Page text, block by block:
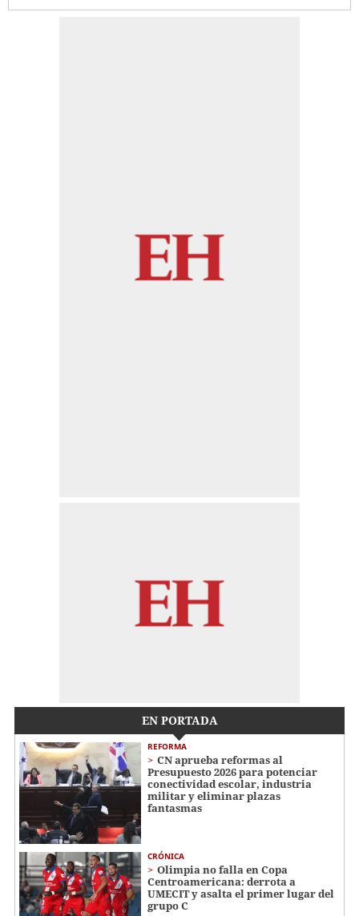
EN PORTADA
REFORMA
CN aprueba reformas al
Presupuesto 2026 para potenciar
conectividad escolar, industria
militar y eliminar plazas
fantasmas
CRÓNICA
Olimpia no falla en Copa
Centroamericana: derrota a
UMECIT y asalta el primer lugar del
grupo C